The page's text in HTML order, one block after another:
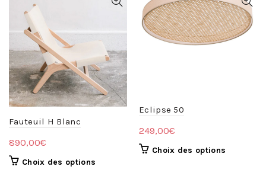
Fauteuil H Blanc
890,00€
Choix des options
Eclipse 50
249,00€
Choix des options